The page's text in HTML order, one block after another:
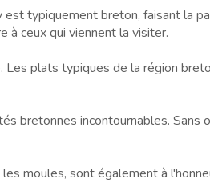
typiquement breton, faisant la
à ceux qui viennent la visiter.
plats typiques de la région
bretonnes incontournables. Sans
moules, sont également à